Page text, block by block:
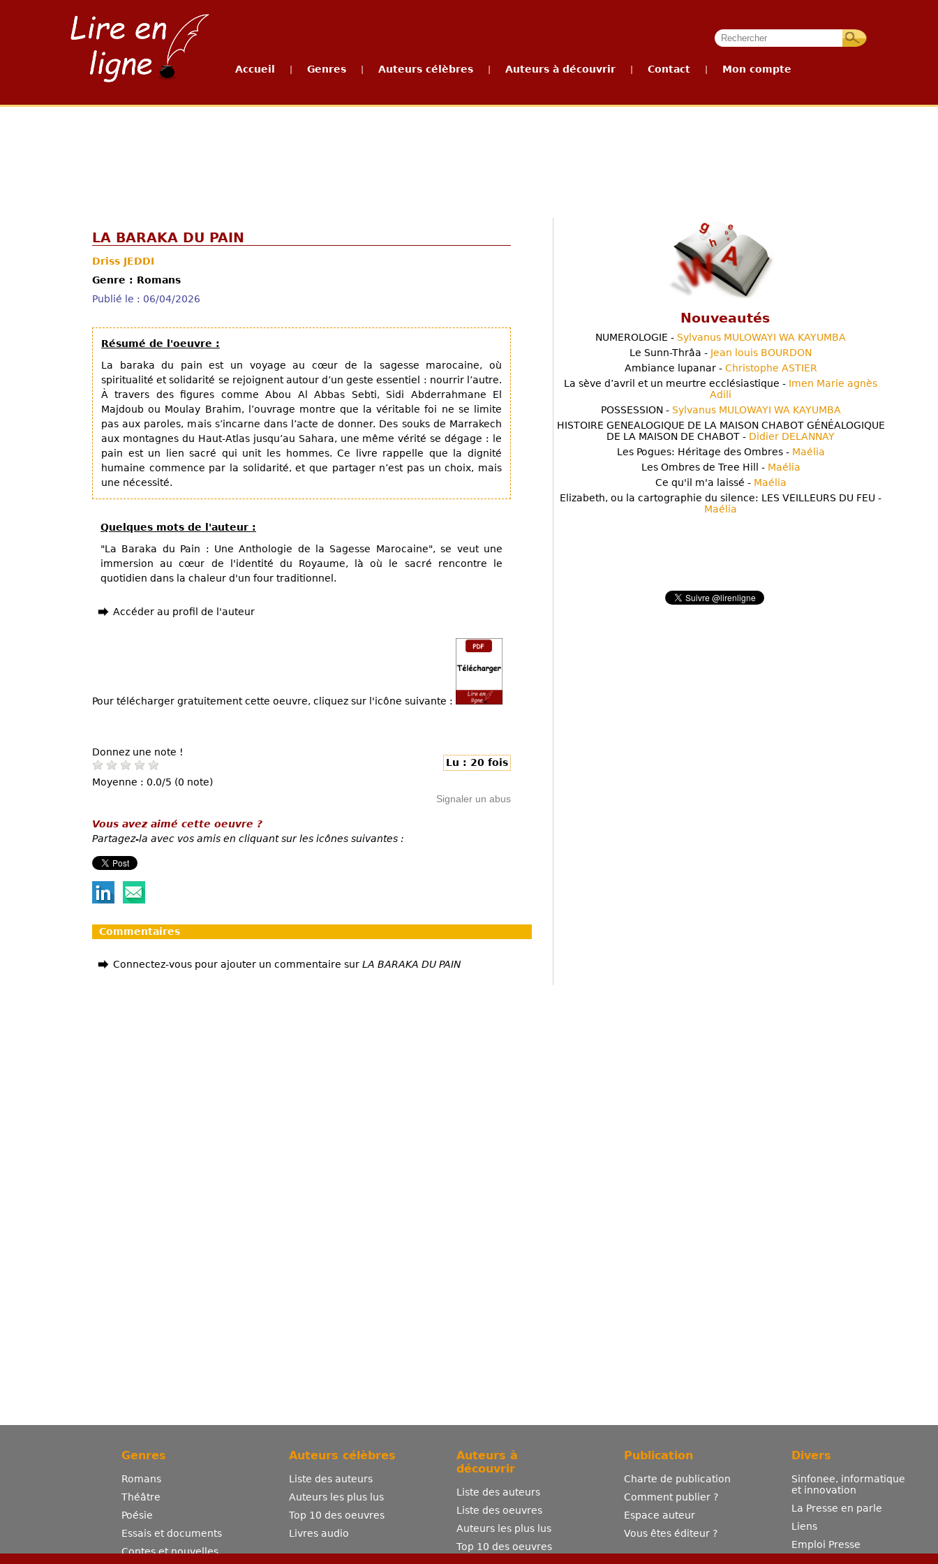
Accueil Genres Auteurs célèbres Auteurs à découvrir Contact Mon compte
LA BARAKA DU PAIN
Driss JEDDI
Genre : Romans
Publié le : 06/04/2026
Résumé de l'oeuvre :
La baraka du pain est un voyage au cœur de la sagesse marocaine, où
spiritualité et solidarité se rejoignent autour d’un geste essentiel : nourrir l’autre.
À travers des figures comme Abou Al Abbas Sebti, Sidi Abderrahmane El
Majdoub ou Moulay Brahim, l’ouvrage montre que la véritable foi ne se limite
pas aux paroles, mais s’incarne dans l’acte de donner. Des souks de Marrakech
aux montagnes du Haut-Atlas jusqu’au Sahara, une même vérité se dégage : le
pain est un lien sacré qui unit les hommes. Ce livre rappelle que la dignité
humaine commence par la solidarité, et que partager n’est pas un choix, mais
une nécessité.
Quelques mots de l'auteur :
"La Baraka du Pain : Une Anthologie de la Sagesse Marocaine", se veut une
immersion au cœur de l'identité du Royaume, là où le sacré rencontre le
quotidien dans la chaleur d'un four traditionnel.
Accéder au profil de l'auteur
Pour télécharger gratuitement cette oeuvre, cliquez sur l'icône suivante :
Donnez une note !
Moyenne : 0.0/5 (0 note)
Lu : 20 fois
Signaler un abus
Vous avez aimé cette oeuvre ?
Partagez-la avec vos amis en cliquant sur les icônes suivantes :
Commentaires
Connectez-vous pour ajouter un commentaire sur LA BARAKA DU PAIN
Nouveautés
NUMEROLOGIE - Sylvanus MULOWAYI WA KAYUMBA
Le Sunn-Thrâa - Jean louis BOURDON
Ambiance lupanar - Christophe ASTIER
La sève d’avril et un meurtre ecclésiastique - Imen Marie agnès
Adili
POSSESSION - Sylvanus MULOWAYI WA KAYUMBA
HISTOIRE GENEALOGIQUE DE LA MAISON CHABOT GÉNÉALOGIQUE
DE LA MAISON DE CHABOT - Didier DELANNAY
Les Pogues: Héritage des Ombres - Maélia
Les Ombres de Tree Hill - Maélia
Ce qu'il m'a laissé - Maélia
Elizabeth, ou la cartographie du silence: LES VEILLEURS DU FEU -
Maélia
Genres
Romans
Théâtre
Poésie
Essais et documents
Contes et nouvelles
Auteurs célèbres
Liste des auteurs
Auteurs les plus lus
Top 10 des oeuvres
Livres audio
Auteurs à
découvrir
Liste des auteurs
Liste des oeuvres
Auteurs les plus lus
Top 10 des oeuvres
Publication
Charte de publication
Comment publier ?
Espace auteur
Vous êtes éditeur ?
Divers
Sinfonee, informatique
et innovation
La Presse en parle
Liens
Emploi Presse